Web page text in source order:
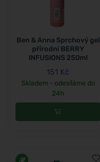
Ben & Anna Sprchový gel
přírodní BERRY
INFUSIONS 250ml
151 Kč
Skladem - odesíláme do
24h